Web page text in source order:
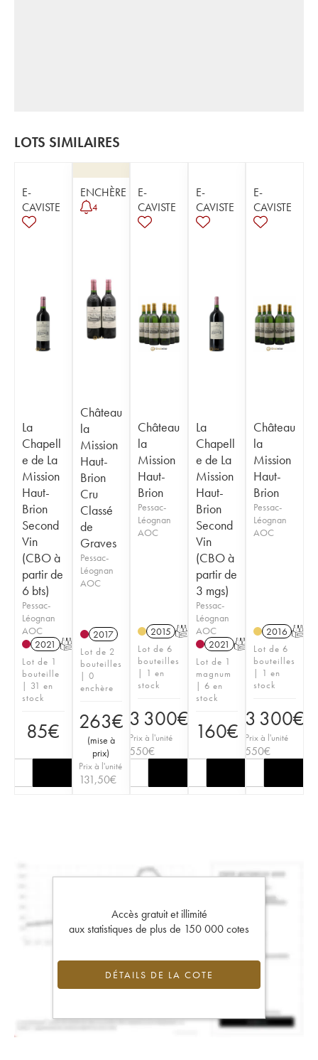
LOTS SIMILAIRES
E-
CAVISTE
La
Chapell
e de La
Mission
Haut-
Brion
Second
Vin
(CBO à
partir de
6 bts)
Pessac-
Léognan
AOC
2021 T
Lot de 1
bouteille
| 31 en
stock
85€
ENCHÈRE
4
Château
la
Mission
Haut-
Brion
Cru
Classé
de
Graves
Pessac-
Léognan
AOC
2017
Lot de 2
bouteilles
| 0
enchère
263€
(mise à
prix)
Prix à l'unité
131,50€
E-
CAVISTE
Château
la
Mission
Haut-
Brion
Pessac-
Léognan
AOC
2015 T
Lot de 6
bouteilles
| 1 en
stock
3 300€
Prix à l'unité
550€
E-
CAVISTE
La
Chapell
e de La
Mission
Haut-
Brion
Second
Vin
(CBO à
partir de
3 mgs)
Pessac-
Léognan
AOC
2021 T
Lot de 1
magnum
| 6 en
stock
160€
E-
CAVISTE
Château
la
Mission
Haut-
Brion
Pessac-
Léognan
AOC
2016 T
Lot de 6
bouteilles
| 1 en
stock
3 300€
Prix à l'unité
550€
Accès gratuit et illimité
aux statistiques de plus de 150 000 cotes
DÉTAILS DE LA COTE